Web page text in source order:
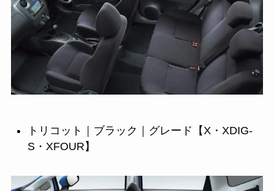
トリコット｜ブラック｜グレード【X・XDIG-
S・XFOUR】